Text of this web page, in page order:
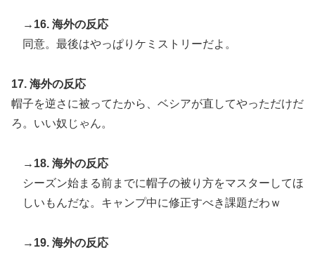
→16. 海外の反応
同意。最後はやっぱりケミストリーだよ。
17. 海外の反応
帽子を逆さに被ってたから、ベシアが直してやっただけだ
ろ。いい奴じゃん。
→18. 海外の反応
シーズン始まる前までに帽子の被り方をマスターしてほ
しいもんだな。キャンプ中に修正すべき課題だわｗ
→19. 海外の反応